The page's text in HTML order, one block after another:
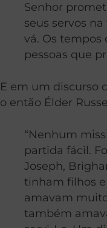
Senhor
seus servos
vá. Os tempos
pessoas que
E em um discurso
o então Élder
“Nenhum
partida fácil.
Joseph,
tinham filhos
amavam
também